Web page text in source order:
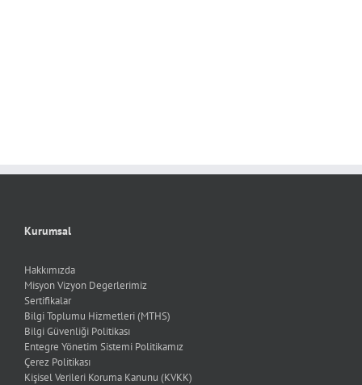
Kurumsal
Hakkımızda
Misyon Vizyon Degerlerimiz
Sertifikalar
Bilgi Toplumu Hizmetleri (MTHS)
Bilgi Güvenliği Politikası
Entegre Yönetim Sistemi Politikamız
Çerez Politikası
Kişisel Verileri Koruma Kanunu (KVKK)